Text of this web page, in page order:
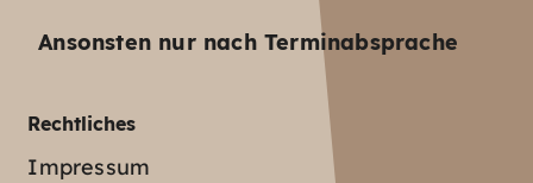
Ansonsten nur nach Terminabsprache
Rechtliches
Impressum